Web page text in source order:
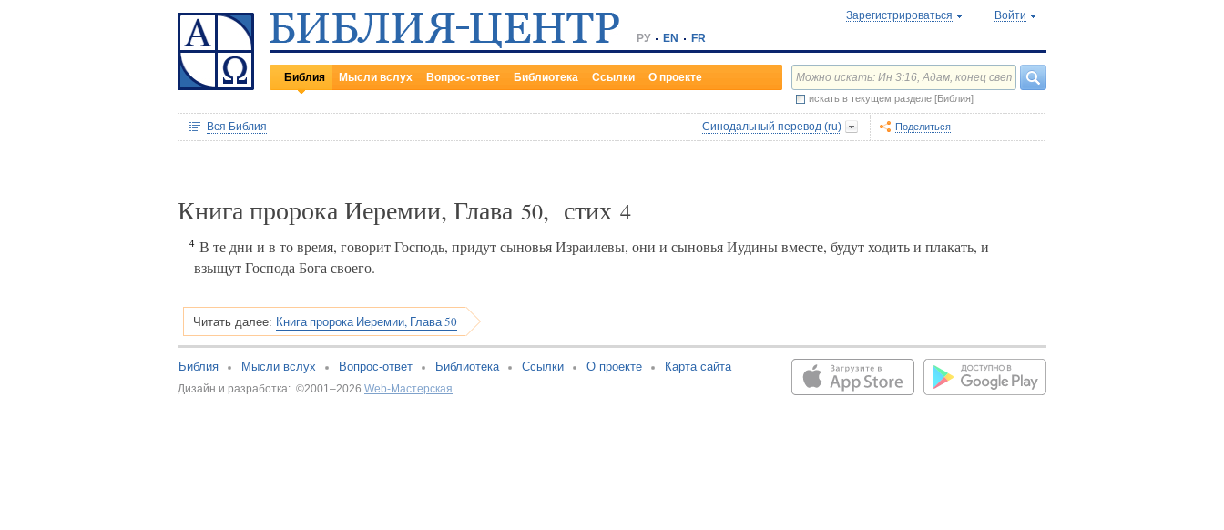
РУ EN FR
Зарегистрироваться Войти
Библия Мысли вслух Вопрос-ответ Библиотека Ссылки О проекте
искать в текущем разделе [Библия]
Вся Библия Синодальный перевод (ru) Поделиться
Книга пророка Иеремии, Глава 50, стих 4
4 В те дни и в то время, говорит Господь, придут сыновья Израилевы, они и сыновья Иудины вместе, будут ходить и плакать, и
взыщут Господа Бога своего.
Читать далее: Книга пророка Иеремии, Глава 50
Библия Мысли вслух Вопрос-ответ Библиотека Ссылки О проекте Карта сайта
Дизайн и разработка: ©2001–2026 Web-Мастерская